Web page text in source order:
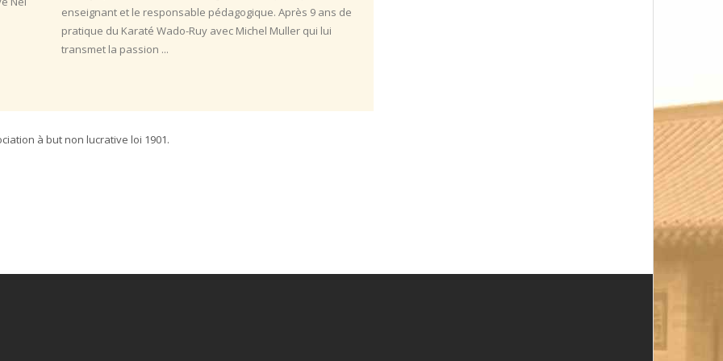
enseignant et le responsable pédagogique. Après 9 ans de
pratique du Karaté Wado-Ruy avec Michel Muller qui lui
transmet la passion ...
à but non lucrative loi 1901.